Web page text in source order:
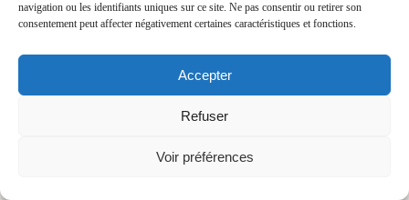
navigation ou les identifiants uniques sur ce site. Ne pas consentir ou retirer son
consentement peut affecter négativement certaines caractéristiques et fonctions.
Accepter
Refuser
Voir préférences